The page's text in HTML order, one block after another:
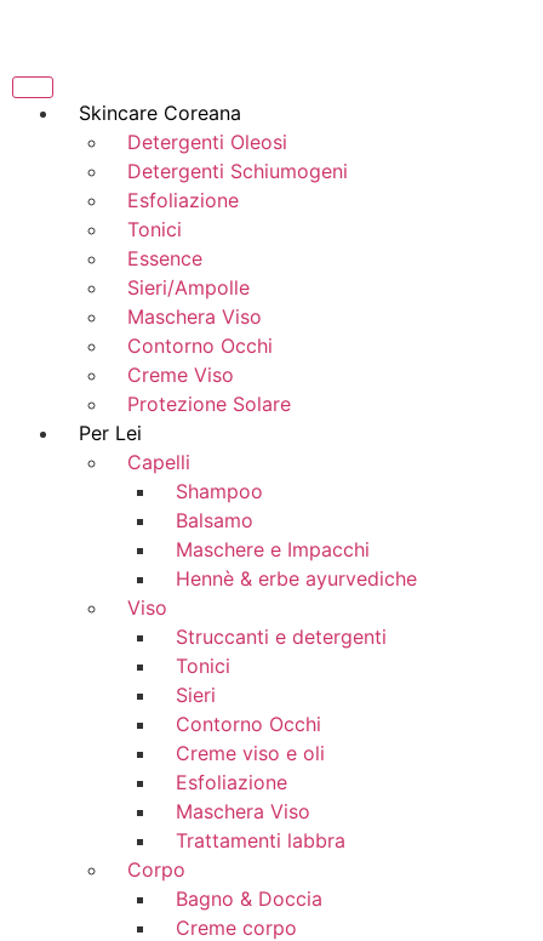
Skincare Coreana
Detergenti Oleosi
Detergenti Schiumogeni
Esfoliazione
Tonici
Essence
Sieri/Ampolle
Maschera Viso
Contorno Occhi
Creme Viso
Protezione Solare
Per Lei
Capelli
Shampoo
Balsamo
Maschere e Impacchi
Hennè & erbe ayurvediche
Viso
Struccanti e detergenti
Tonici
Sieri
Contorno Occhi
Creme viso e oli
Esfoliazione
Maschera Viso
Trattamenti labbra
Corpo
Bagno & Doccia
Creme corpo